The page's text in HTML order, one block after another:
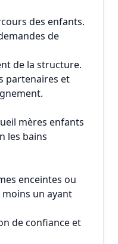
des enfants.
de
de la structure.
partenaires et
mères enfants
les bains
enceintes ou
un ayant
de confiance et